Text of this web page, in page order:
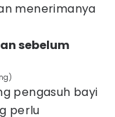
menerimanya
sebelum
pengasuh bayi
perlu